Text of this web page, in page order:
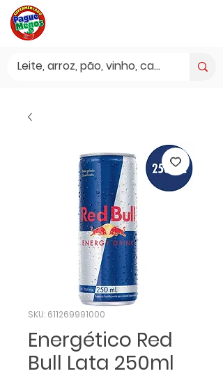
SKU: 611269991000
Energético Red
Bull Lata 250ml